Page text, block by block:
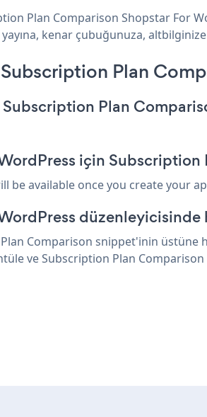
Plan Comparison Shopstar For
yayına, kenar çubuğunuza,
Plan
Subscription Plan
için Subscription
be available once you create your
Comparison snippet'inin üstüne
ve Subscription Plan